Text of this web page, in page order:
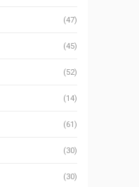
(47)
(45)
(52)
(14)
(61)
(30)
(30)